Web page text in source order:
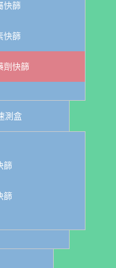
快篩
快篩
劑快篩
測盒
篩
篩